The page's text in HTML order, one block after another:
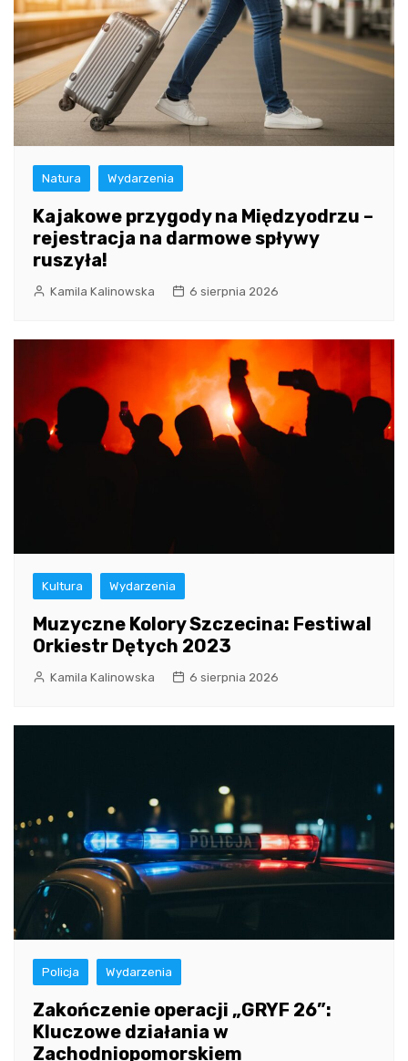
Natura Wydarzenia
Kajakowe przygody na Międzyodrzu –
rejestracja na darmowe spływy
ruszyła!
Kamila Kalinowska 6 sierpnia 2026
Kultura Wydarzenia
Muzyczne Kolory Szczecina: Festiwal
Orkiestr Dętych 2023
Kamila Kalinowska 6 sierpnia 2026
Policja Wydarzenia
Zakończenie operacji „GRYF 26”:
Kluczowe działania w
Zachodniopomorskiem